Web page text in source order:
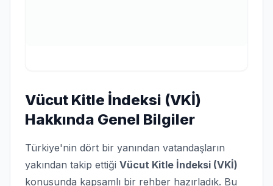
Vücut Kitle İndeksi (VKİ)
Hakkında Genel Bilgiler
Türkiye'nin dört bir yanından vatandaşların
yakından takip ettiği Vücut Kitle İndeksi (VKİ)
konusunda kapsamlı bir rehber hazırladık. Bu